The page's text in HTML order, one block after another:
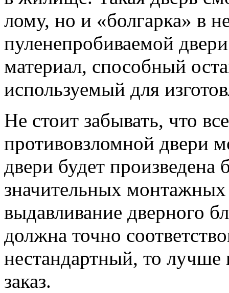
лому, но и «болгарка» в
пуленепробиваемой
материал, способный
используемый для
Не стоит забывать, что
противовзломной двери
двери будет произведена
значительных монтажных
выдавливание дверного
должна точно
нестандартный, то лучше
заказ.